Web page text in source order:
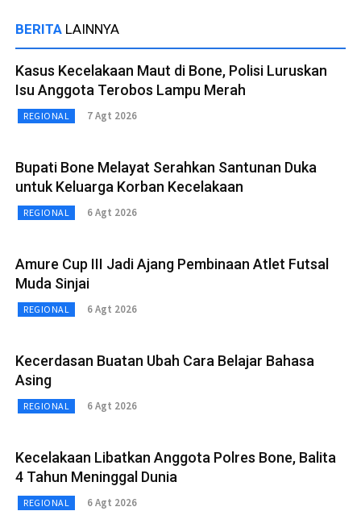
BERITA LAINNYA
Kasus Kecelakaan Maut di Bone, Polisi Luruskan
Isu Anggota Terobos Lampu Merah
REGIONAL 7 Agt 2026
Bupati Bone Melayat Serahkan Santunan Duka
untuk Keluarga Korban Kecelakaan
REGIONAL 6 Agt 2026
Amure Cup III Jadi Ajang Pembinaan Atlet Futsal
Muda Sinjai
REGIONAL 6 Agt 2026
Kecerdasan Buatan Ubah Cara Belajar Bahasa
Asing
REGIONAL 6 Agt 2026
Kecelakaan Libatkan Anggota Polres Bone, Balita
4 Tahun Meninggal Dunia
REGIONAL 6 Agt 2026